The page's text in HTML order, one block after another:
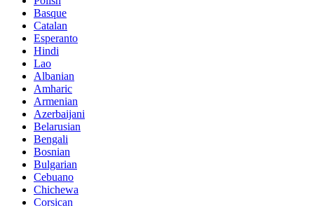
Basque
Catalan
Esperanto
Hindi
Lao
Albanian
Amharic
Armenian
Azerbaijani
Belarusian
Bengali
Bosnian
Bulgarian
Cebuano
Chichewa
Corsican